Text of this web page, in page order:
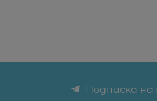
Подписка